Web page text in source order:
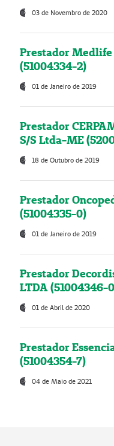
03 de Novembro de 2020
Prestador Medlife
(51004334-2)
01 de Janeiro de 2019
Prestador
S/S Ltda-ME
18 de Outubro de 2019
Prestador
(51004335-0)
01 de Janeiro de 2019
Prestador
LTDA (51004346-
01 de Abril de 2020
Prestador
(51004354-7)
04 de Maio de 2021